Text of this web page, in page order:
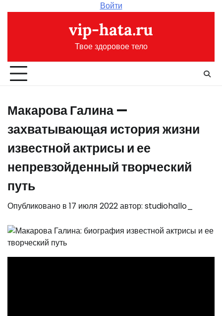
Войти
vip-hata.ru
Твое здоровое тело
Макарова Галина —
захватывающая история жизни
известной актрисы и ее
непревзойденный творческий
путь
Опубликовано в 17 июля 2022автор: studiohallo_